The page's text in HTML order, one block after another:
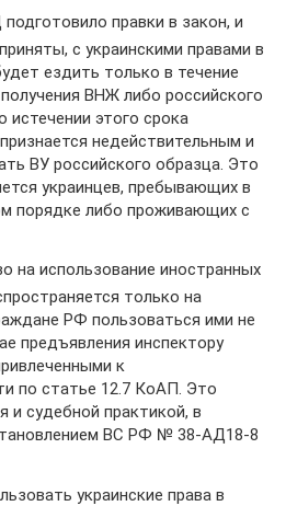
правки в закон, и
с украинскими правами в
ездить только в течение
ВНЖ либо российского
истечении этого срока
недействительным и
ВУ российского образца. Это
украинцев, пребывающих в
порядке либо проживающих с
на использование иностранных
только на
РФ пользоваться ими не
предъявления инспектору
к
по статье 12.7 КоАП. Это
и судебной практикой, в
ВС РФ № 38-АД18-8
украинские права в